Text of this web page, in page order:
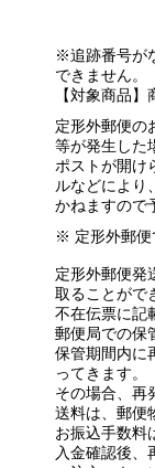
※追跡番号が
できません。
【対象商品
定形外郵便の
等が発生した
ポストが開け
ルなどにより
かねますので
※ 定形外郵便
定形外郵便発
取ることがで
不在伝票に記
郵便局での保
保管期間内に
ってきます。
その場合、再
送料は、郵便
お振込手数料
入金確認後、